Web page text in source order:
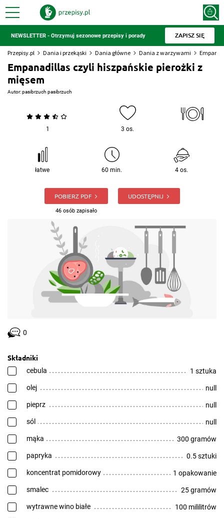
NEWSLETTER - Otrzymuj sezonowe przepisy i porady ZAPISZ SIĘ
Przepisy.pl Dania i przekąski Dania główne Dania z warzywami
Empanadillas czyli hiszpańskie pierożki z
mięsem
Autor:pasibrzuch pasibrzuch
1 3 os.
łatwe 60 min. 4 os.
POBIERZ PDF
46 osób zapisało
UDOSTĘPNIJ
0
Składniki
cebula 1 sztuka
olej null
pieprz null
sól null
mąka 300 gramów
papryka 0.5 sztuki
koncentrat pomidorowy 1 opakowanie
smalec 25 gramów
wytrawne wino białe 100 mililitrów